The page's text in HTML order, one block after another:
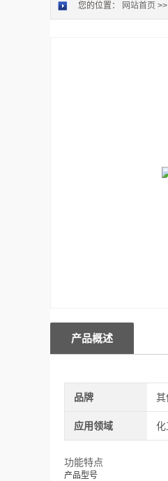
您的位置： 网站首页 >>
产品概述
品牌 其
应用领域 化
功能特点
产品型号